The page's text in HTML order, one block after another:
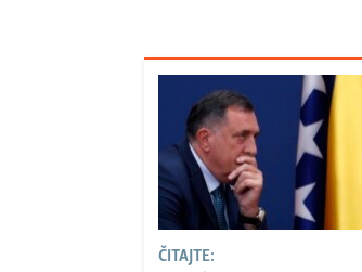
ČITAJTE: